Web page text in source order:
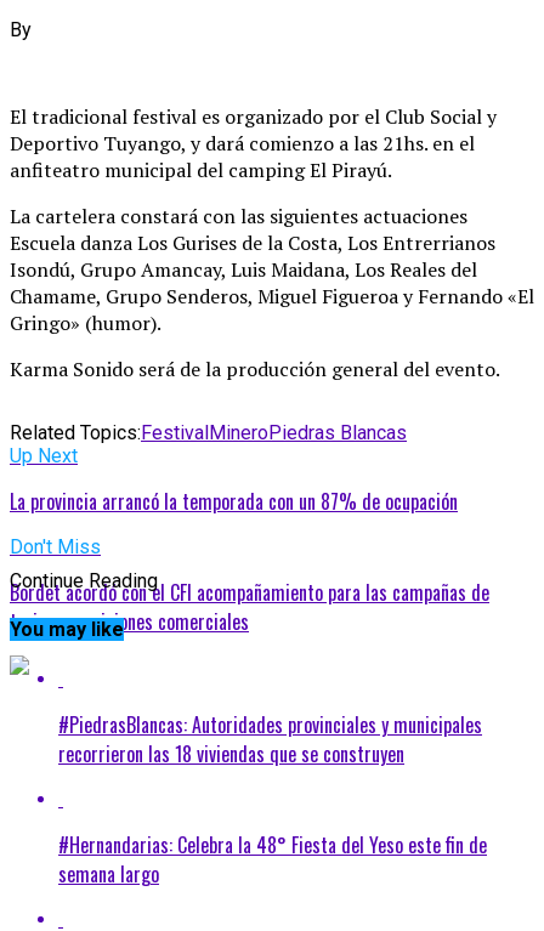
By
El tradicional festival es organizado por el Club Social y
Deportivo Tuyango, y dará comienzo a las 21hs. en el
anfiteatro municipal del camping El Pirayú.
La cartelera constará con las siguientes actuaciones
Escuela danza Los Gurises de la Costa, Los Entrerrianos
Isondú, Grupo Amancay, Luis Maidana, Los Reales del
Chamame, Grupo Senderos, Miguel Figueroa y Fernando «El
Gringo» (humor).
Karma Sonido será de la producción general del evento.
Related Topics:FestivalMineroPiedras Blancas
Up Next
La provincia arrancó la temporada con un 87% de ocupación
Don't Miss
Bordet acordó con el CFI acompañamiento para las campañas de
turismo y misiones comerciales
Continue Reading
You may like
#PiedrasBlancas: Autoridades provinciales y municipales
recorrieron las 18 viviendas que se construyen
#Hernandarias: Celebra la 48° Fiesta del Yeso este fin de
semana largo